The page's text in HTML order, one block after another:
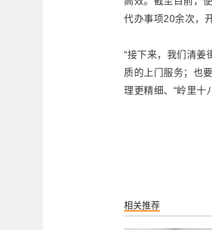
代办事项20余次，
“接下来，我们清姜
质的上门服务；也
理更精细、“岭里十
相关推荐